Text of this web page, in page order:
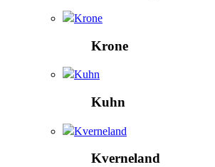
Krone
Krone
Kuhn
Kuhn
Kverneland
Kverneland